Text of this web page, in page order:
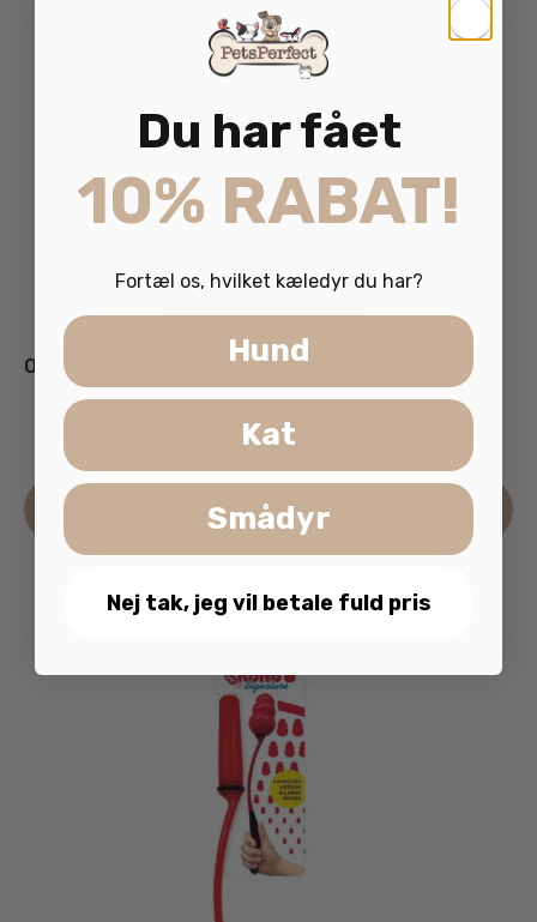
Ozami Kyllinge Snack 100g
kr.inkl. moms
Læs mere
Du har fået
10% RABAT!
Fortæl os, hvilket kæledyr du har?
Hund
Kat
Smådyr
Nej tak, jeg vil betale fuld pris